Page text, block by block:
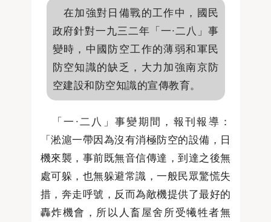
在加強對日備戰的工作中，國民
政府針對一九三二年「一∙二八」事
變時，中國防空工作的薄弱和軍民
防空知識的缺乏，大力加強南京防
空建設和防空知識的宣傳教育。
「一∙二八」事變期間，報刊報導：
「淞滬一帶因為沒有消極防空的設備，日
機來襲，事前既無音信傳達，到達之後無
處可躲，也無躲避常識，一般民眾驚慌失
措，奔走呼號，反而為敵機提供了最好的
轟炸機會，所以人畜屋舍所受犧牲者無